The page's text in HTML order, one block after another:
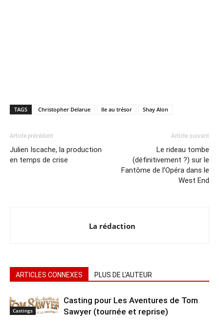
TAGS Christopher Delarue Ile au trésor Shay Alon
Article précédent
Julien Iscache, la production
en temps de crise
Article suivant
Le rideau tombe
(définitivement ?) sur le
Fantôme de l’Opéra dans le
West End
La rédaction
ARTICLES CONNEXES PLUS DE L'AUTEUR
Castings
Casting pour Les Aventures de Tom
Sawyer (tournée et reprise)